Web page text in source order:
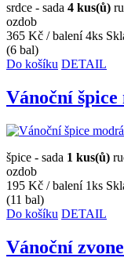
srdce - sada 4 kus(ů)
ozdob
365 Kč / balení 4ks
(6 bal)
Do košíku DETAIL
Vánoční
špice - sada 1 kus(ů)
ozdob
195 Kč / balení 1ks
(11 bal)
Do košíku DETAIL
Vánoční